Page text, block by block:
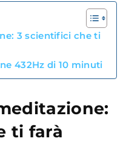
3 scientifici che ti
432Hz di 10 minuti
ti farà